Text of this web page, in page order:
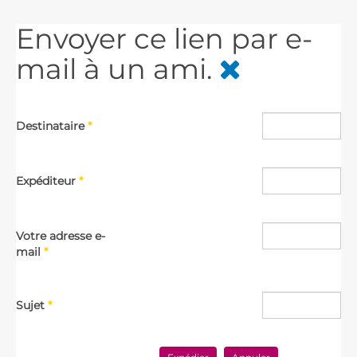
Envoyer ce lien par e-
mail à un ami.
Destinataire*
Expéditeur *
Votre adresse e-
mail *
Sujet *